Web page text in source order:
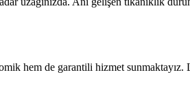
hem de garantili hizmet